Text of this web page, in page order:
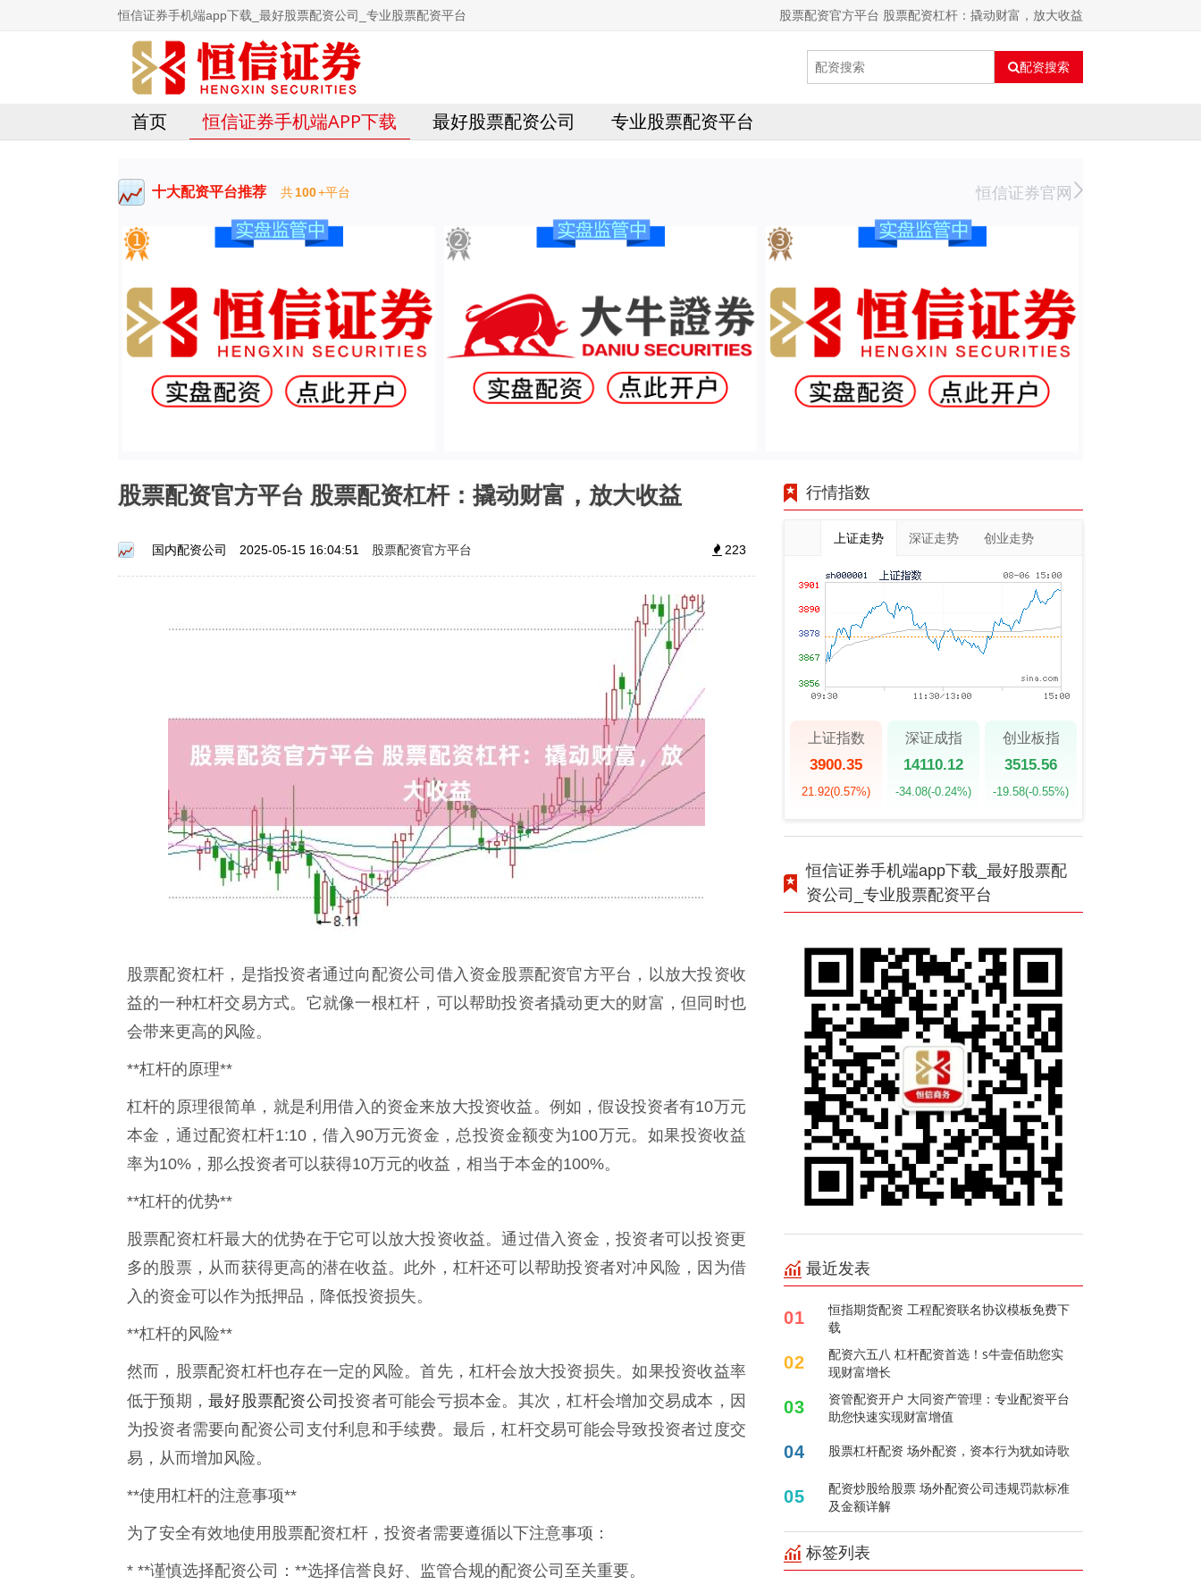
恒信证券手机端app下载_最好股票配资公司_专业股票配资平台 股票配资官方平台 股票配资杠杆：撬动财富，放大收益
配资搜索
首页 恒信证券手机端APP下载 最好股票配资公司 专业股票配资平台
十大配资平台推荐 共100+平台 恒信证券官网
股票配资官方平台 股票配资杠杆：撬动财富，放大收益
国内配资公司 2025-05-15 16:04:51 股票配资官方平台 223
股票配资杠杆，是指投资者通过向配资公司借入资金股票配资官方平台，以放大投资收
益的一种杠杆交易方式。它就像一根杠杆，可以帮助投资者撬动更大的财富，但同时也
会带来更高的风险。
**杠杆的原理**
杠杆的原理很简单，就是利用借入的资金来放大投资收益。例如，假设投资者有10万元
本金，通过配资杠杆1:10，借入90万元资金，总投资金额变为100万元。如果投资收益
率为10%，那么投资者可以获得10万元的收益，相当于本金的100%。
**杠杆的优势**
股票配资杠杆最大的优势在于它可以放大投资收益。通过借入资金，投资者可以投资更
多的股票，从而获得更高的潜在收益。此外，杠杆还可以帮助投资者对冲风险，因为借
入的资金可以作为抵押品，降低投资损失。
**杠杆的风险**
然而，股票配资杠杆也存在一定的风险。首先，杠杆会放大投资损失。如果投资收益率
低于预期，最好股票配资公司投资者可能会亏损本金。其次，杠杆会增加交易成本，因
为投资者需要向配资公司支付利息和手续费。最后，杠杆交易可能会导致投资者过度交
易，从而增加风险。
**使用杠杆的注意事项**
为了安全有效地使用股票配资杠杆，投资者需要遵循以下注意事项：
* **谨慎选择配资公司：**选择信誉良好、监管合规的配资公司至关重要。
行情指数
上证走势 深证走势 创业走势
上证指数
3900.35
21.92(0.57%)
深证成指
14110.12
-34.08(-0.24%)
创业板指
3515.56
-19.58(-0.55%)
恒信证券手机端app下载_最好股票配
资公司_专业股票配资平台
最近发表
01
恒指期货配资 工程配资联名协议模板免费下
载
02
配资六五八 杠杆配资首选！s牛壹佰助您实
现财富增长
03
资管配资开户 大同资产管理：专业配资平台
助您快速实现财富增值
04 股票杠杆配资 场外配资，资本行为犹如诗歌
05
配资炒股给股票 场外配资公司违规罚款标准
及金额详解
标签列表